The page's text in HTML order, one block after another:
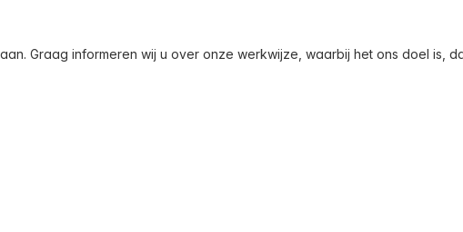
Graag informeren wij u over onze werkwijze, waarbij het ons doel is,